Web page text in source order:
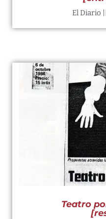
El Diario
Teatro